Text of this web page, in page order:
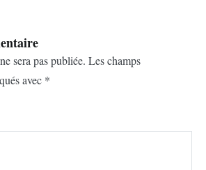
sera pas publiée. Les champs
avec *